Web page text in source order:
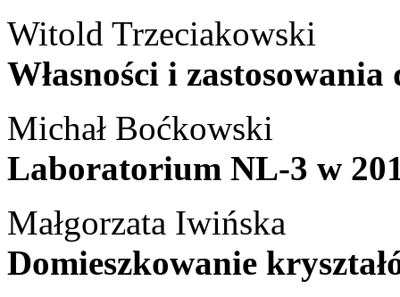
Witold Trzeciakowski
Własności i
Michał Boćkowski
Laboratorium NL-3 w
Małgorzata Iwińska
Domieszkowanie